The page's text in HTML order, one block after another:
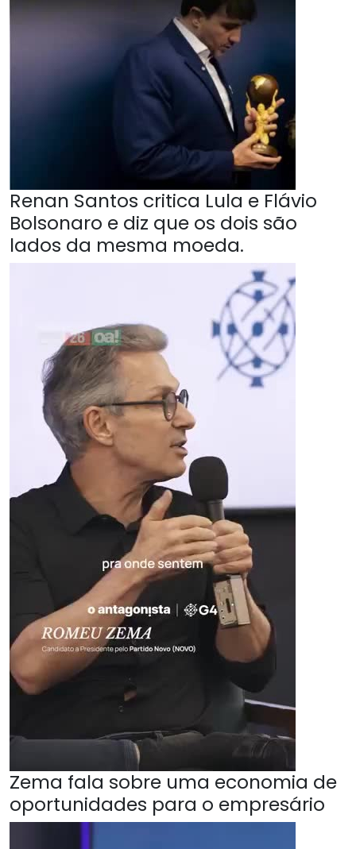
Renan Santos critica Lula e Flávio
Bolsonaro e diz que os dois são
lados da mesma moeda.
Zema fala sobre uma economia de
oportunidades para o empresário